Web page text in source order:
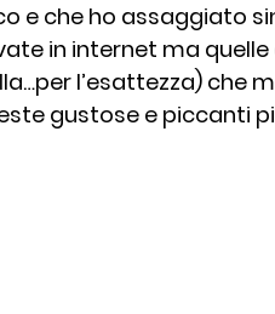
e che ho assaggiato
in internet ma
l’esattezza) che
gustose e piccanti